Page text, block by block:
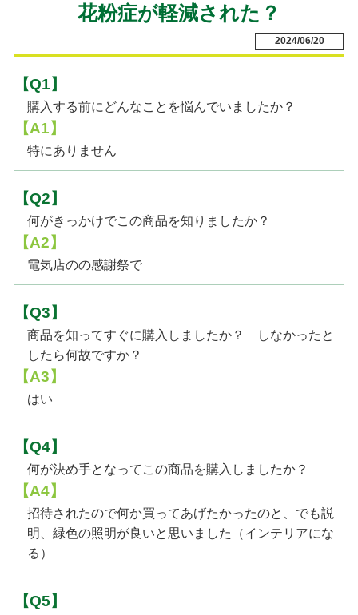
花粉症が軽減された？
2024/06/20
【Q1】
購入する前にどんなことを悩んでいましたか？
【A1】
特にありません
【Q2】
何がきっかけでこの商品を知りましたか？
【A2】
電気店のの感謝祭で
【Q3】
商品を知ってすぐに購入しましたか？ しなかったと
したら何故ですか？
【A3】
はい
【Q4】
何が決め手となってこの商品を購入しましたか？
【A4】
招待されたので何か買ってあげたかったのと、でも説
明、緑色の照明が良いと思いました（インテリアにな
る）
【Q5】